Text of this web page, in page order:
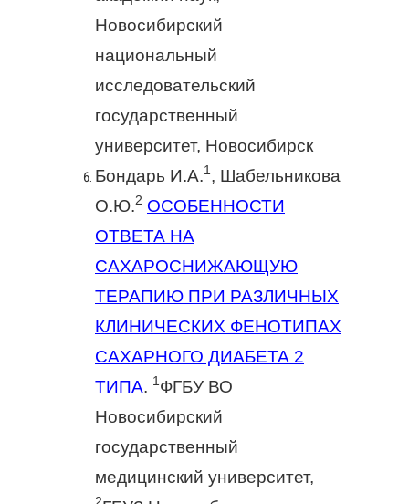
Новосибирский
национальный
исследовательский
государственный
университет, Новосибирск
Бондарь И.А.1, Шабельникова
О.Ю.2 ОСОБЕННОСТИ
ОТВЕТА НА
САХАРОСНИЖАЮЩУЮ
ТЕРАПИЮ ПРИ РАЗЛИЧНЫХ
КЛИНИЧЕСКИХ ФЕНОТИПАХ
САХАРНОГО ДИАБЕТА 2
ТИПА. 1ФГБУ ВО
Новосибирский
государственный
медицинский университет,